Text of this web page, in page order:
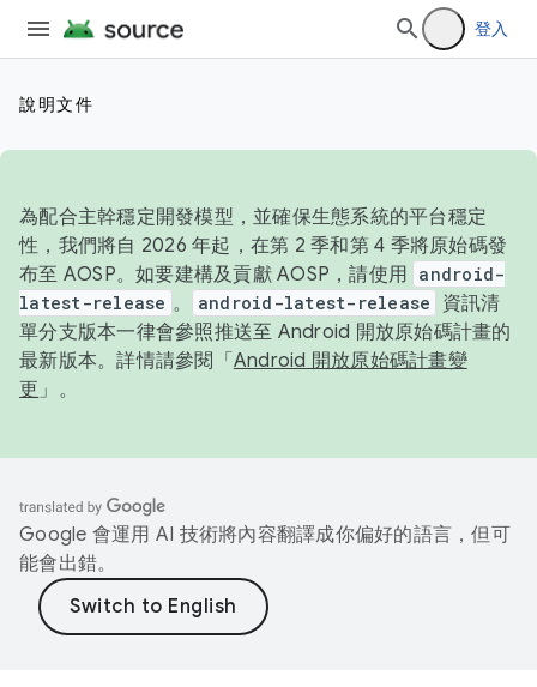
登入
說明文件
為配合主幹穩定開發模型，並確保生態系統的平台穩定
性，我們將自 2026 年起，在第 2 季和第 4 季將原始碼發
布至 AOSP。如要建構及貢獻 AOSP，請使用 android-
latest-release 。 android-latest-release
資訊清
單分支版本一律會參照推送至 Android 開放原始碼計畫的
最新版本。詳情請參閱「 Android 開放原始碼計畫變
更 」。
Google 會運用 AI 技術將內容翻譯成你偏好的語言，但可
能會出錯。